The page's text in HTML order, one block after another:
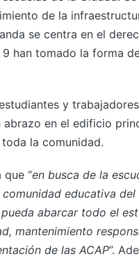
de la
se centra en el
9 han tomado la forma
y
en el edificio
la comunidad.
“en busca de la
educativa
abarcar todo el
mantenimiento
de las ACAP”.